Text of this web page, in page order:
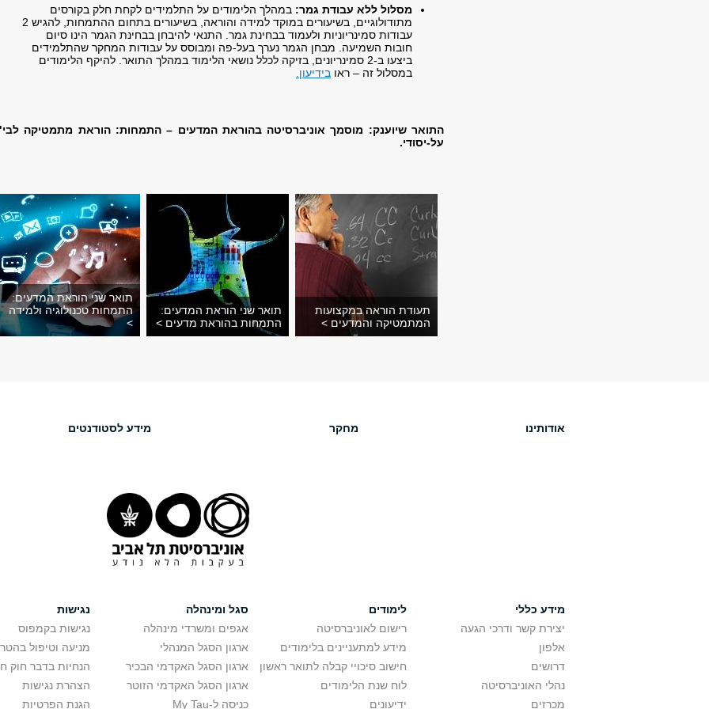
מסלול ללא עבודת גמר: במהלך הלימודים על התלמידים לקחת חלק בקורסים
מתודולוגיים, בשיעורים במוקד למידה והוראה, בשיעורים בתחום ההתמחות, להגיש 2
עבודות סמינריוניות ולעמוד בבחינת גמר. התנאי להיבחן בבחינת הגמר הינו סיום
חובות השמיעה. מבחן הגמר נערך בעל-פה ומבוסס על עבודות המחקר שהתלמידים
ביצעו ב-2 סמינריונים, בזיקה לכלל נושאי הלימוד במהלך התואר. להיקף הלימודים
במסלול זה – ראו בידיעון.
התואר שיוענק: מוסמך אוניברסיטה בהוראת המדעים – התמחות: הוראת מתמטיקה
על-יסודי.
תעודת הוראה במקצועות
המתמטיקה והמדעים >
תואר שני הוראת המדעים:
התמחות בהוראת מדעים >
תואר שני הוראת המדעים:
התמחות טכנולוגיה ולמידה
>
אודותינו מחקר מידע לסטודנטים
מידע כללי
יצירת קשר ודרכי הגעה
אלפון
דרושים
נהלי האוניברסיטה
מכרזים
לימודים
רישום לאוניברסיטה
מידע למתעניינים בלימודים
חישוב סיכויי קבלה לתואר ראשון
לוח שנת הלימודים
ידיעונים
סגל ומינהלה
אגפים ומשרדי מינהלה
ארגון הסגל המנהלי
ארגון הסגל האקדמי הבכיר
ארגון הסגל האקדמי הזוטר
כניסה ל-My Tau
נגישות
נגישות בקמפוס
מניעה וטיפול
הנחיות בדבר חוק
הצהרת נגישות
הגנת הפרטיות